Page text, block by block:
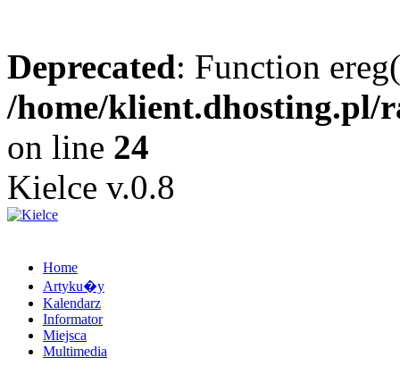
Deprecated: Function
/home/klient.dhosting.pl/
on line 24
Kielce v.0.8
Home
Artyku�y
Kalendarz
Informator
Miejsca
Multimedia